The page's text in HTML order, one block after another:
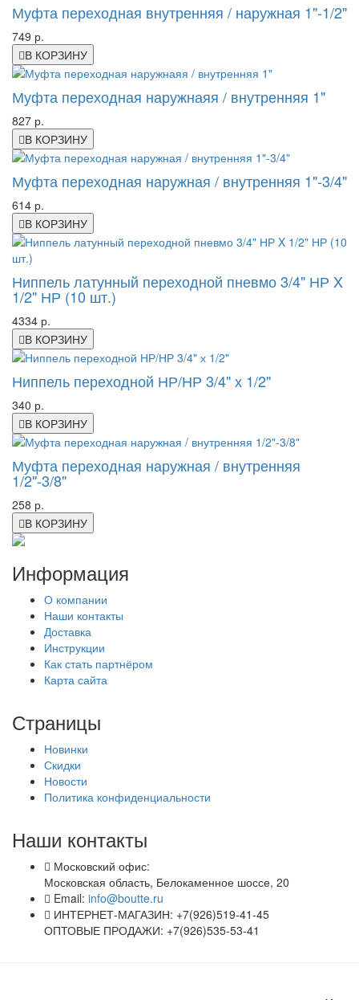
Муфта переходная внутренняя / наружная 1"-1/2"
749 р.
В КОРЗИНУ
Муфта переходная наружнаяя / внутренняя 1"
827 р.
В КОРЗИНУ
Муфта переходная наружная / внутренняя 1"-3/4"
614 р.
В КОРЗИНУ
Ниппель латунный переходной пневмо 3/4" НР X
1/2" НР (10 шт.)
4334 р.
В КОРЗИНУ
Ниппель переходной НР/НР 3/4" х 1/2"
340 р.
В КОРЗИНУ
Муфта переходная наружная / внутренняя
1/2"-3/8"
258 р.
В КОРЗИНУ
Информация
О компании
Наши контакты
Доставка
Инструкции
Как стать партнёром
Карта сайта
Страницы
Новинки
Скидки
Новости
Политика конфиденциальности
Наши контакты
Московский офис:
Московская область, Белокаменное шоссе, 20
Email: info@boutte.ru
ИНТЕРНЕТ-МАГАЗИН: +7(926)519-41-45
ОПТОВЫЕ ПРОДАЖИ: +7(926)535-53-41